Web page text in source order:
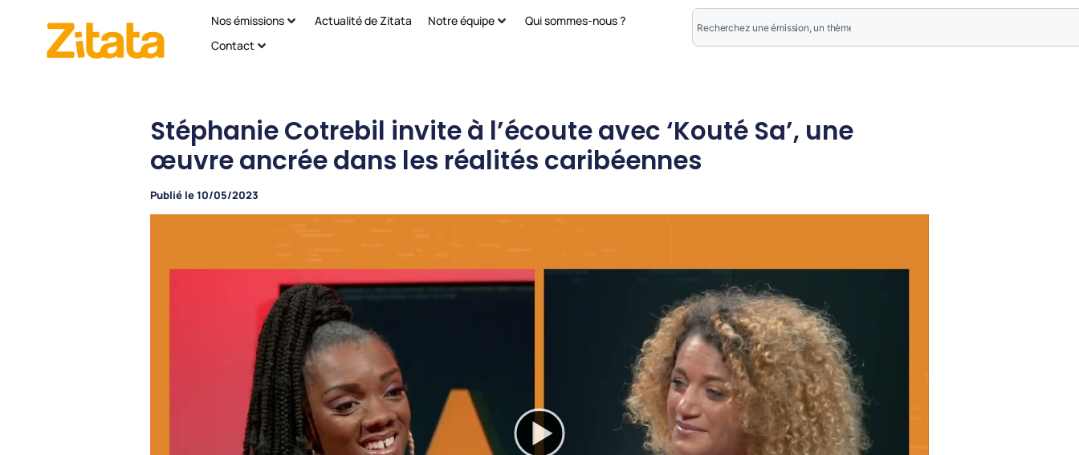
Nos émissions Actualité de Zitata Notre équipe
Qui sommes-nous ?
Contact
Stéphanie Cotrebil invite à l’écoute avec ‘Kouté Sa’, une
œuvre ancrée dans les réalités caribéennes
Publié le10/05/2023